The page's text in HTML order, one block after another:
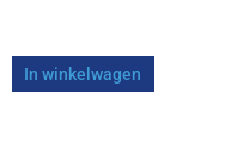
In winkelwagen